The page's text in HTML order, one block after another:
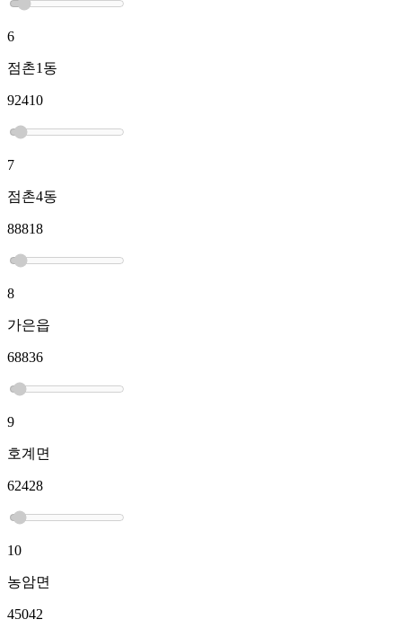
6
점촌1동
92410
7
점촌4동
88818
8
가은읍
68836
9
호계면
62428
10
농암면
45042